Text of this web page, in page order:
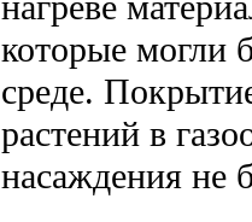
которые могли
среде.
растений в
насаждения не